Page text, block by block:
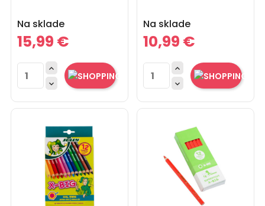
Na sklade
Cena
15,99 €


Na sklade
Cena
10,99 €

